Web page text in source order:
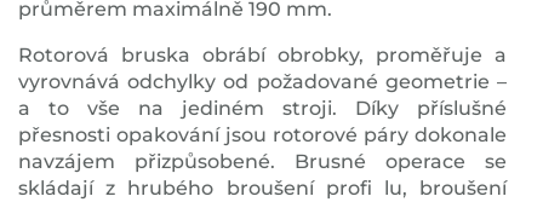
průměrem maximálně 190 mm.
Rotorová bruska obrábí obrobky, proměřuje a
vyrovnává odchylky od požadované geometrie –
a to vše na jediném stroji. Díky příslušné
přesnosti opakování jsou rotorové páry dokonale
navzájem přizpůsobené. Brusné operace se
skládají z hrubého broušení profi lu, broušení